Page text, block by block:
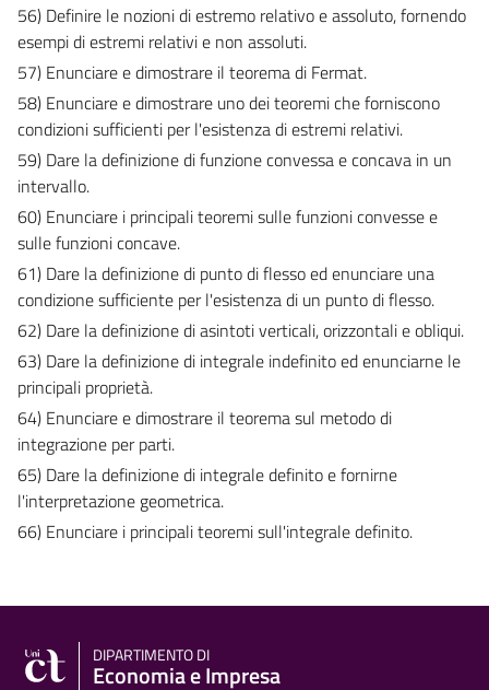
56) Definire le nozioni di estremo relativo e assoluto, fornendo
esempi di estremi relativi e non assoluti.
57) Enunciare e dimostrare il teorema di Fermat.
58) Enunciare e dimostrare uno dei teoremi che forniscono
condizioni sufficienti per l'esistenza di estremi relativi.
59) Dare la definizione di funzione convessa e concava in un
intervallo.
60) Enunciare i principali teoremi sulle funzioni convesse e
sulle funzioni concave.
61) Dare la definizione di punto di flesso ed enunciare una
condizione sufficiente per l'esistenza di un punto di flesso.
62) Dare la definizione di asintoti verticali, orizzontali e obliqui.
63) Dare la definizione di integrale indefinito ed enunciarne le
principali proprietà.
64) Enunciare e dimostrare il teorema sul metodo di
integrazione per parti.
65) Dare la definizione di integrale definito e fornirne
l'interpretazione geometrica.
66) Enunciare i principali teoremi sull'integrale definito.
DIPARTIMENTO DI
Economia e Impresa